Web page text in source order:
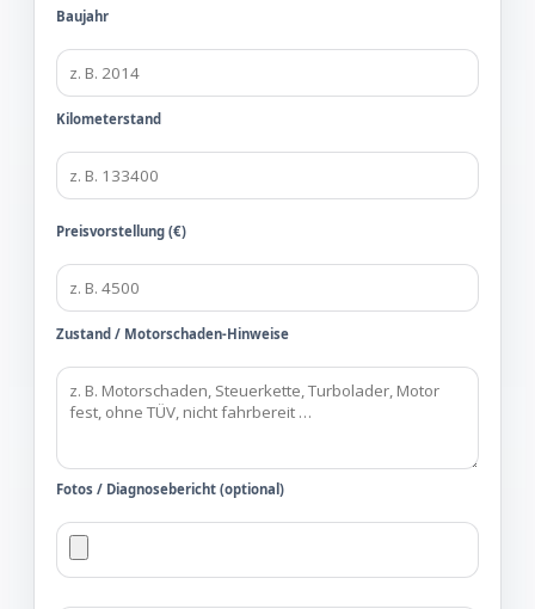
Baujahr
Kilometerstand
Preisvorstellung (€)
Zustand / Motorschaden-Hinweise
Fotos / Diagnosebericht (optional)